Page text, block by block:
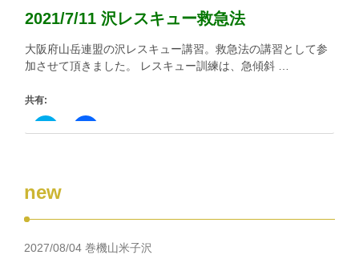
で
開
ま
す)
い
(新
し
ウ
ィ
ン
き
ま
2021/7/11 沢レスキュー救急法
大阪府山岳連盟の沢レスキュー講習。救急法の講習として参
加させて頂きました。 レスキュー訓練は、急傾斜 …
共有:
ク
リ
Twitter
で
有
し
い
Facebook
で
リ
ク
し
new
2027/08/04 巻機山米子沢